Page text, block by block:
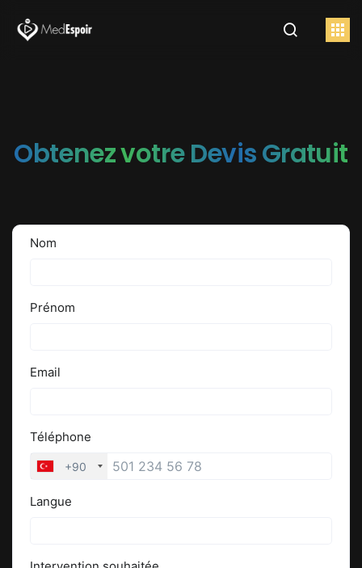
Obtenez votre Devis Gratuit